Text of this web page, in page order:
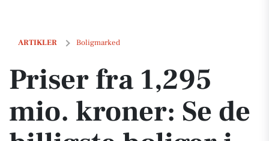
ARTIKLER Boligmarked
Priser fra 1,295 mio. kroner: Se de billigste boliger i Lejre Kommune
Priser fra 1,295
mio. kroner: Se de